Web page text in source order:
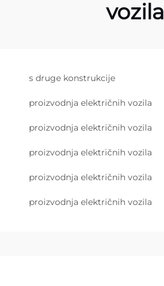
vozila
s druge konstrukcije
proizvodnja električnih vozila
proizvodnja električnih vozila
proizvodnja električnih vozila
proizvodnja električnih vozila
proizvodnja električnih vozila